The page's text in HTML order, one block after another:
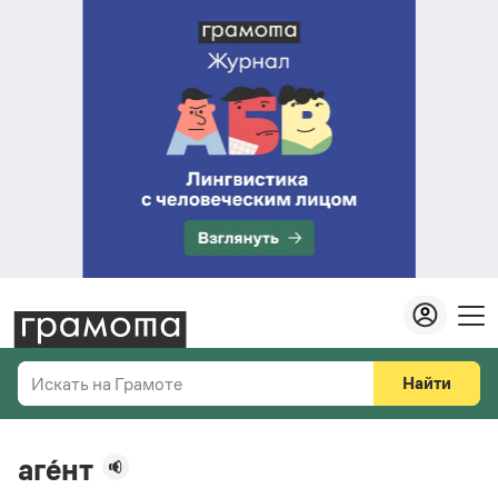
Искать на Грамоте
Справочная служба
Найти
аге́нт